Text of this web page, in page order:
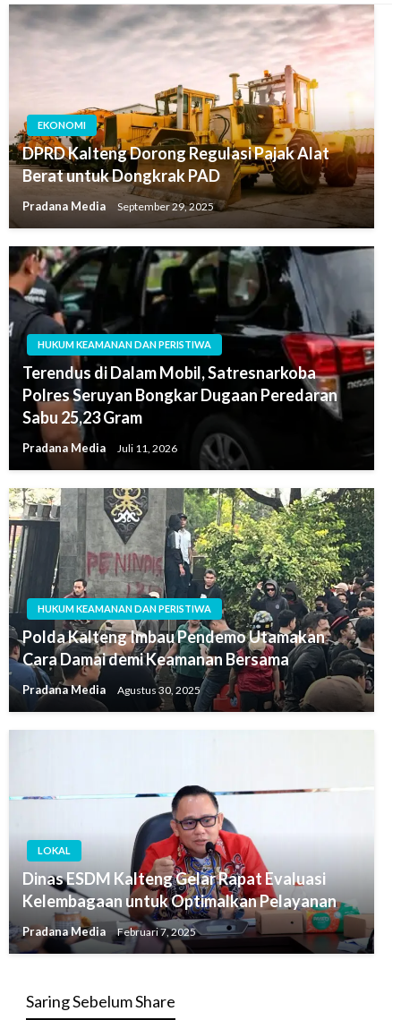
EKONOMI
DPRD Kalteng Dorong Regulasi Pajak Alat
Berat untuk Dongkrak PAD
Pradana Media September 29, 2025
HUKUM KEAMANAN DAN PERISTIWA
Terendus di Dalam Mobil, Satresnarkoba
Polres Seruyan Bongkar Dugaan Peredaran
Sabu 25,23 Gram
Pradana Media Juli 11, 2026
HUKUM KEAMANAN DAN PERISTIWA
Polda Kalteng Imbau Pendemo Utamakan
Cara Damai demi Keamanan Bersama
Pradana Media Agustus 30, 2025
LOKAL
Dinas ESDM Kalteng Gelar Rapat Evaluasi
Kelembagaan untuk Optimalkan Pelayanan
Pradana Media Februari 7, 2025
Saring Sebelum Share